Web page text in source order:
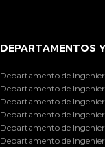
DEPARTAMENTOS
Departamento de
Departamento de
Departamento de
Departamento de
Departamento de
Departamento de